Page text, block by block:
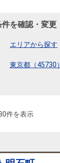
試算
を確認・変更
エリアから探す
東京都（45730）
件を表示